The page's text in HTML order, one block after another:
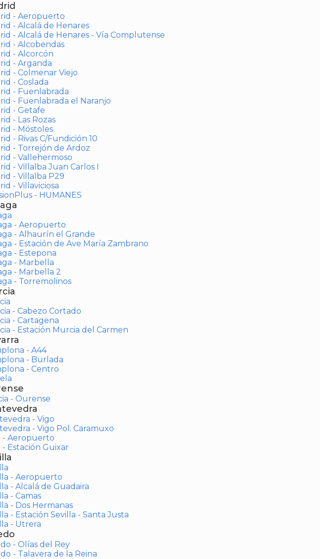
- Aeropuerto
- Alcalá de Henares
- Alcalá de Henares - Vía Complutense
- Alcobendas
- Alcorcón
- Arganda
- Colmenar Viejo
- Coslada
- Fuenlabrada
- Fuenlabrada el Naranjo
- Getafe
- Las Rozas
- Móstoles
- Rivas C/Fundición 10
- Torrejón de Ardoz
- Vallehermoso
- Villalba Juan Carlos I
- Villalba P29
- Villaviciosa
- HUMANES
- Aeropuerto
- Alhaurín el Grande
- Estación de Ave María Zambrano
- Estepona
- Marbella
- Marbella 2
- Torremolinos
- Cabezo Cortado
- Cartagena
- Estación Murcia del Carmen
- A44
- Burlada
- Centro
- Ourense
- Vigo
- Vigo Pol. Caramuxo
- Aeropuerto
- Estación Guixar
- Aeropuerto
- Alcalá de Guadaira
- Camas
- Dos Hermanas
- Estación Sevilla - Santa Justa
- Utrera
- Olías del Rey
- Talavera de la Reina